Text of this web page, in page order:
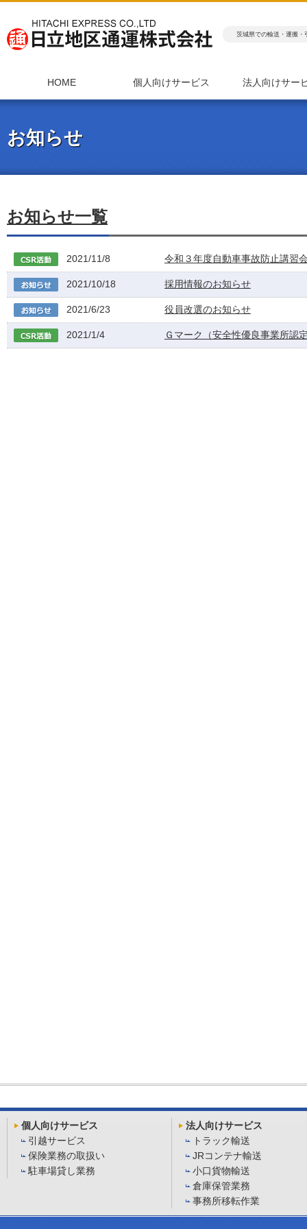
茨城県での輸送・運搬
HOME 個人向けサービス 法人向けサー
お知らせ
お知らせ一覧
2021/11/8 令和３年度自動車事故防止講習
2021/10/18 採用情報のお知らせ
2021/6/23 役員改選のお知らせ
2021/1/4 Ｇマーク（安全性優良事業所認
個人向けサービス
引越サービス
保険業務の取扱い
駐車場貸し業務
法人向けサービス
トラック輸送
JRコンテナ輸送
小口貨物輸送
倉庫保管業務
事務所移転作業